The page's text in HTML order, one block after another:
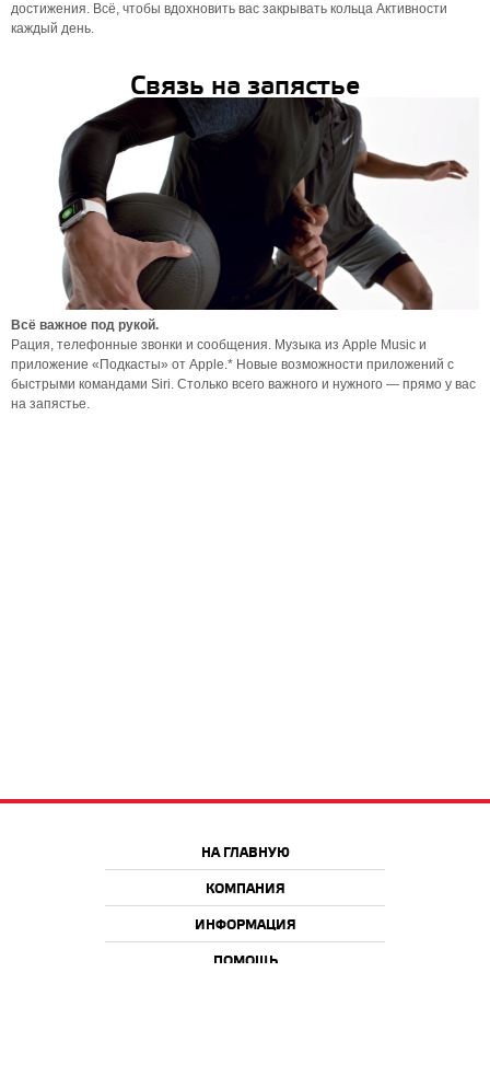
достижения. Всё, чтобы вдохновить вас закрывать кольца Активности
каждый день.
Связь на запястье
Всё важное под рукой.
Рация, телефонные звонки и сообщения. Музыка из Apple Music и
приложение «Подкасты» от Apple.* Новые возможности приложений с
быстрыми командами Siri. Столько всего важного и нужного — прямо у вас
на запястье.
НА ГЛАВНУЮ
КОМПАНИЯ
ИНФОРМАЦИЯ
ПОМОЩЬ